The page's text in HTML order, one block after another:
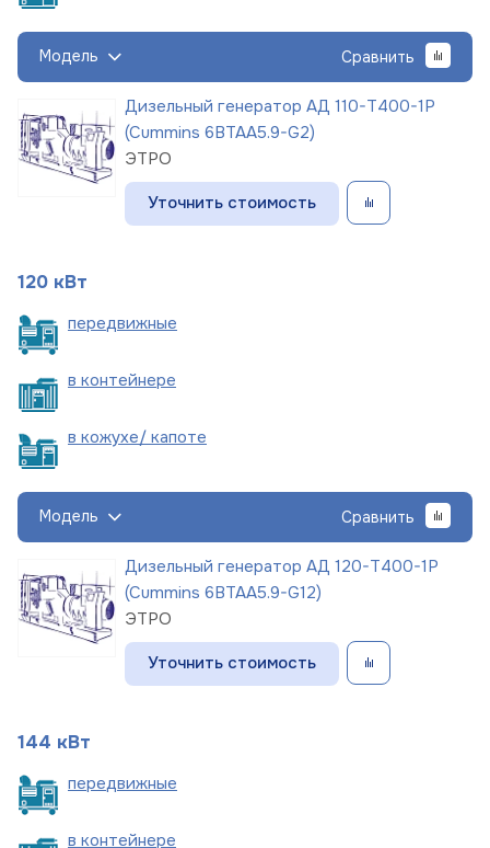
Модель Сравнить
Дизельный генератор АД 110-Т400-1Р
(Cummins 6BTAA5.9-G2)
ЭТРО
Уточнить стоимость
120 кВт
передвижные
в контейнере
в кожухе/ капоте
Модель Сравнить
Дизельный генератор АД 120-Т400-1Р
(Cummins 6BTAA5.9-G12)
ЭТРО
Уточнить стоимость
144 кВт
передвижные
в контейнере